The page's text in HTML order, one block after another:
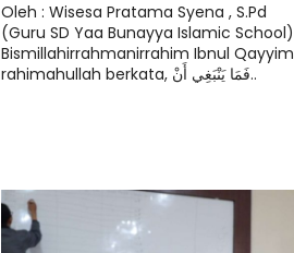
Oleh : Wisesa Pratama Syena , S.Pd
(Guru SD Yaa Bunayya Islamic School)
Bismillahirrahmanirrahim Ibnul Qayyim
rahimahullah berkata, فَمَا يَنْبَغِي أَنْ..